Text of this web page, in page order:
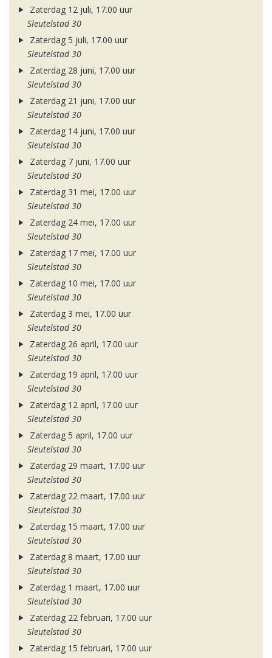
Zaterdag 12 juli, 17.00 uur
Sleutelstad 30
Zaterdag 5 juli, 17.00 uur
Sleutelstad 30
Zaterdag 28 juni, 17.00 uur
Sleutelstad 30
Zaterdag 21 juni, 17.00 uur
Sleutelstad 30
Zaterdag 14 juni, 17.00 uur
Sleutelstad 30
Zaterdag 7 juni, 17.00 uur
Sleutelstad 30
Zaterdag 31 mei, 17.00 uur
Sleutelstad 30
Zaterdag 24 mei, 17.00 uur
Sleutelstad 30
Zaterdag 17 mei, 17.00 uur
Sleutelstad 30
Zaterdag 10 mei, 17.00 uur
Sleutelstad 30
Zaterdag 3 mei, 17.00 uur
Sleutelstad 30
Zaterdag 26 april, 17.00 uur
Sleutelstad 30
Zaterdag 19 april, 17.00 uur
Sleutelstad 30
Zaterdag 12 april, 17.00 uur
Sleutelstad 30
Zaterdag 5 april, 17.00 uur
Sleutelstad 30
Zaterdag 29 maart, 17.00 uur
Sleutelstad 30
Zaterdag 22 maart, 17.00 uur
Sleutelstad 30
Zaterdag 15 maart, 17.00 uur
Sleutelstad 30
Zaterdag 8 maart, 17.00 uur
Sleutelstad 30
Zaterdag 1 maart, 17.00 uur
Sleutelstad 30
Zaterdag 22 februari, 17.00 uur
Sleutelstad 30
Zaterdag 15 februari, 17.00 uur